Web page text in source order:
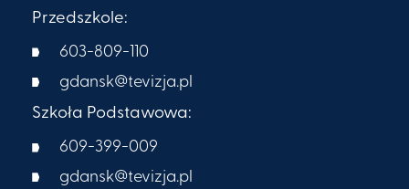
Przedszkole:
603-809-110
gdansk@tevizja.pl
Szkoła Podstawowa:
609-399-009​
gdansk@tevizja.pl